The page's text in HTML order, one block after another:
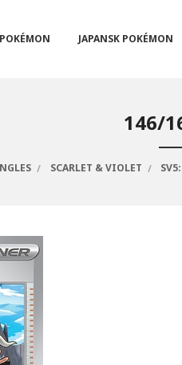
POKÉMON JAPANSK POKÉMON
146/
SCARLET & VIOLET